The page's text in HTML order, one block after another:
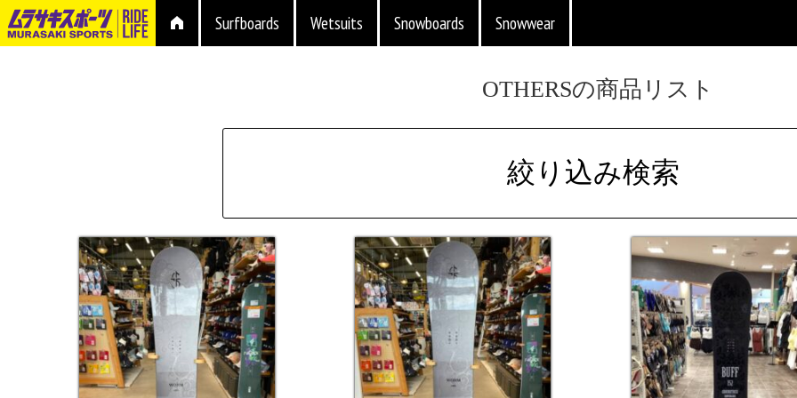
Surfboards Wetsuits Snowboards Snowwear
OTHERSの商品リスト
絞り込み検索
シェイプ
形状
ブランド
長さ
価格
上限
在庫店舗